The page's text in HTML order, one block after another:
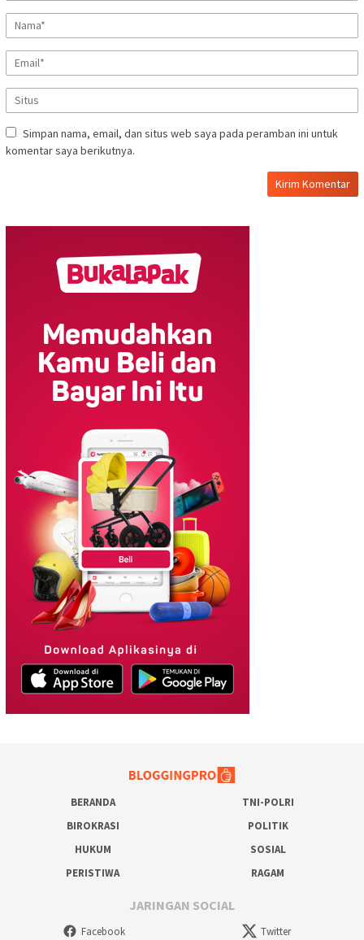
Simpan nama, email, dan situs web saya pada peramban ini untuk
komentar saya berikutnya.
BERANDA
TNI-POLRI
BIROKRASI
POLITIK
HUKUM
SOSIAL
PERISTIWA
RAGAM
JARINGAN SOCIAL
Facebook Twitter